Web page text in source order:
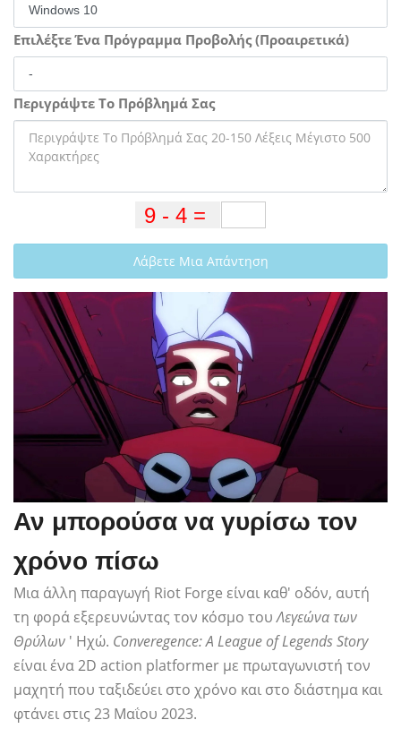
Επιλέξτε Ένα Πρόγραμμα Προβολής (Προαιρετικά)
Περιγράψτε Το Πρόβλημά Σας
Λάβετε Μια Απάντηση
Αν μπορούσα να γυρίσω τον
χρόνο πίσω
Μια άλλη παραγωγή Riot Forge είναι καθ' οδόν, αυτή
τη φορά εξερευνώντας τον κόσμο τουΛεγεώνα των
Θρύλων ' Ηχώ. Converegence: A League of Legends Story
είναι ένα 2D action platformer με πρωταγωνιστή τον
μαχητή που ταξιδεύει στο χρόνο και στο διάστημα και
φτάνει στις 23 Μαΐου 2023.